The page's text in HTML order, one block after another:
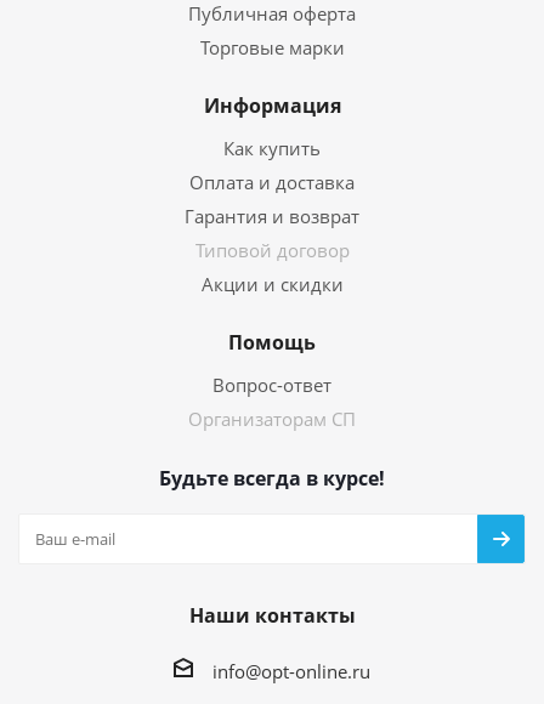
Публичная оферта
Торговые марки
Информация
Как купить
Оплата и доставка
Гарантия и возврат
Типовой договор
Акции и скидки
Помощь
Вопрос-ответ
Организаторам СП
Будьте всегда в курсе!
Наши контакты
info@opt-online.ru